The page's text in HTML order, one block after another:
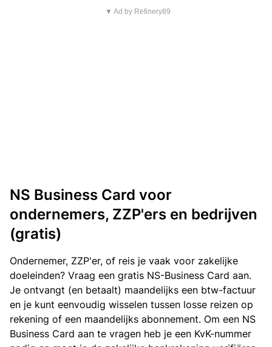
▼ Ad by Refinery89
NS Business Card voor
ondernemers, ZZP'ers en bedrijven
(gratis)
Ondernemer, ZZP'er, of reis je vaak voor zakelijke
doeleinden? Vraag een gratis NS-Business Card aan.
Je ontvangt (en betaalt) maandelijks een btw-factuur
en je kunt eenvoudig wisselen tussen losse reizen op
rekening of een maandelijks abonnement. Om een NS
Business Card aan te vragen heb je een KvK-nummer